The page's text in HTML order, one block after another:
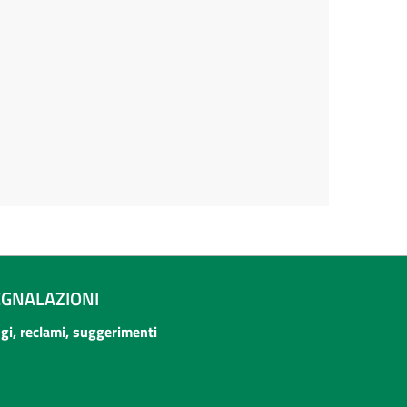
reclami, suggerimenti